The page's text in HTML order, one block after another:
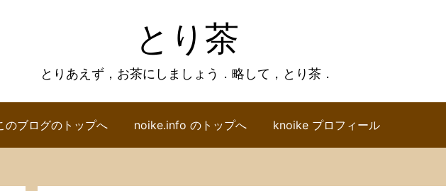
とり茶
とりあえず，お茶にしましょう．略して，とり茶．
のブログのトップへ noike.info のトップへ knoike プロフィール